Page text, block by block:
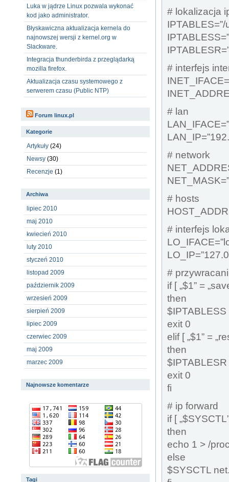
# lokalizacja
# interfejs
# lan
# network
# hosts
# interfejs
#
if [ „$1” =
then
exit 0
elif [ „$1” =
then
exit 0
fi
# ip forward
if [
then
echo 1 > /
else
$SYSCTL
Luka w jądrze Linux pozwala wykonać
kod jako administrator.
Błyskawiczna aktualizacja kernela do
najnowszej wersji z kernel.org w
Slackware.
Integracja thunderbirda z przeglądarką
mozilla firefox.
Aktualizacja czasu systemowego z
serwerem czasu (Public NTP)
Forum linux.pl
Kategorie
Artykuły (24)
Newsy (30)
Recenzje (1)
Archiwa
lipiec 2010
maj 2010
kwiecień 2010
luty 2010
styczeń 2010
listopad 2009
październik 2009
wrzesień 2009
sierpień 2009
lipiec 2009
czerwiec 2009
maj 2009
marzec 2009
Najnowsze komentarze
Tagi